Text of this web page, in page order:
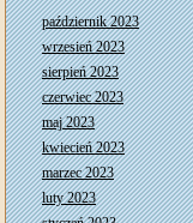
październik 2023
wrzesień 2023
sierpień 2023
czerwiec 2023
maj 2023
kwiecień 2023
marzec 2023
luty 2023